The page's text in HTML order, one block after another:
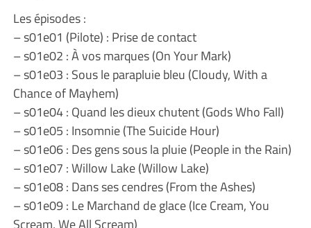
Les épisodes :
– s01e01 (Pilote) : Prise de contact
– s01e02 : À vos marques (On Your Mark)
– s01e03 : Sous le parapluie bleu (Cloudy, With a
Chance of Mayhem)
– s01e04 : Quand les dieux chutent (Gods Who Fall)
– s01e05 : Insomnie (The Suicide Hour)
– s01e06 : Des gens sous la pluie (People in the Rain)
– s01e07 : Willow Lake (Willow Lake)
– s01e08 : Dans ses cendres (From the Ashes)
– s01e09 : Le Marchand de glace (Ice Cream, You
Scream, We All Scream)